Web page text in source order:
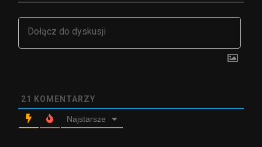
21 KOMENTARZY
Najstarsze